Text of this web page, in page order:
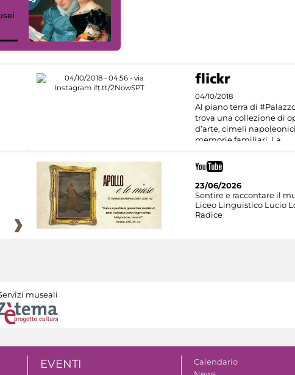
04/10/2018
Al piano terra di
trova una collezione di
d’arte, cimeli
memorie familiari. La
23/06/2026
Sentire e raccontare il
Liceo Linguistico Lucio
Radice
museali
EVENTI
Calendario